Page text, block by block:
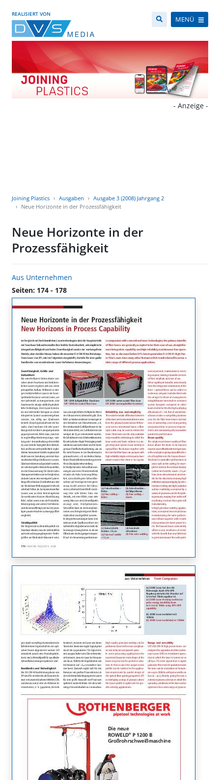
REALISIERT VON
MENÜ
- Anzeige -
Joining Plastics Ausgaben
Ausgabe 3 (2008) Jahrgang 2
Neue Horizonte in der Prozessfähigkeit
Neue Horizonte in der
Prozessfähigkeit
Aus Unternehmen
Seiten: 174 - 178